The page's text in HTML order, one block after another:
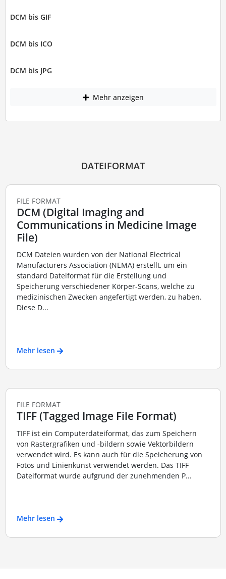
DCM bis GIF
DCM bis ICO
DCM bis JPG
Mehr anzeigen
DATEIFORMAT
FILE FORMAT
DCM (Digital Imaging and
Communications in Medicine Image
File)
DCM Dateien wurden von der National Electrical
Manufacturers Association (NEMA) erstellt, um ein
standard Dateiformat für die Erstellung und
Speicherung verschiedener Körper-Scans, welche zu
medizinischen Zwecken angefertigt werden, zu haben.
Diese D...
Mehr lesen
FILE FORMAT
TIFF (Tagged Image File Format)
TIFF ist ein Computerdateiformat, das zum Speichern
von Rastergrafiken und -bildern sowie Vektorbildern
verwendet wird. Es kann auch für die Speicherung von
Fotos und Linienkunst verwendet werden. Das TIFF
Dateiformat wurde aufgrund der zunehmenden P...
Mehr lesen